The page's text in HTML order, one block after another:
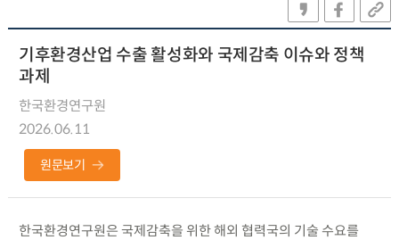
기후환경산업 수출 활성화와 국제감축 이슈와 정책
과제
한국환경연구원
2026.06.11
원문보기
한국환경연구원은 국제감축을 위한 해외 협력국의 기술 수요를